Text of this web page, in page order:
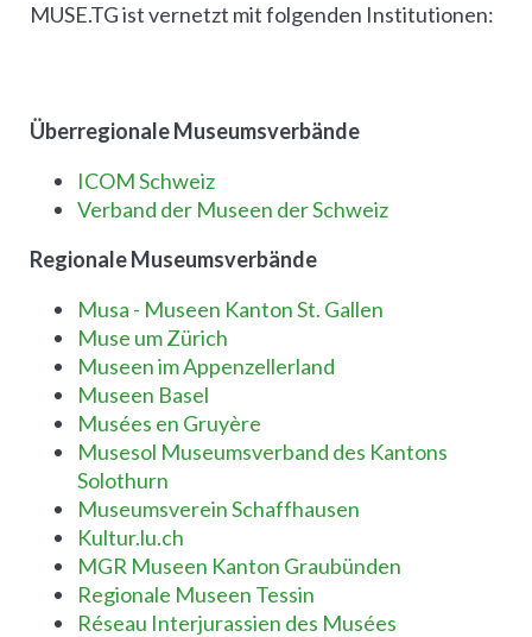
MUSE.TG ist vernetzt mit folgenden Institutionen:
Überregionale Museumsverbände
ICOM Schweiz
Verband der Museen der Schweiz
Regionale Museumsverbände
Musa - Museen Kanton St. Gallen
Muse um Zürich
Museen im Appenzellerland
Museen Basel
Musées en Gruyère
Musesol Museumsverband des Kantons
Solothurn
Museumsverein Schaffhausen
Kultur.lu.ch
MGR Museen Kanton Graubünden
Regionale Museen Tessin
Réseau Interjurassien des Musées